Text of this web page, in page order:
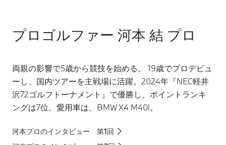
プロゴルファー 河本 結 プロ
両親の影響で5歳から競技を始める。 19歳でプロデビュ
ーし、国内ツアーを主戦場に活躍。2024年『NEC軽井
沢72ゴルフトーナメント』で優勝し、ポイントランキ
ングは7位。愛用車は、BMW X4 M40i。
河本プロのインタビュー 第1回